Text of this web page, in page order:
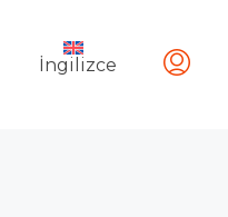
İngilizce